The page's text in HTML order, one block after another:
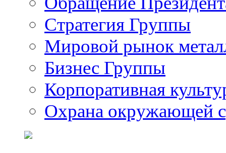
Стратегия Группы
Мировой рынок
Бизнес Группы
Корпоративная
Охрана окружающей